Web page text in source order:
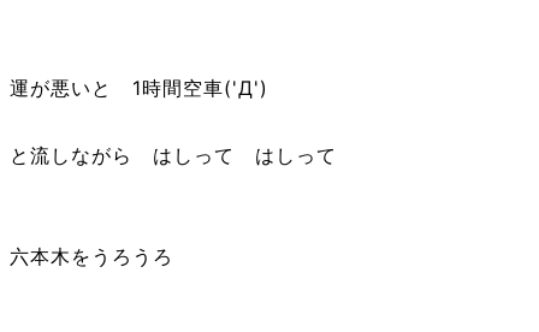
運が悪いと 1時間空車('Д')
と流しながら はしって はしって
六本木をうろうろ